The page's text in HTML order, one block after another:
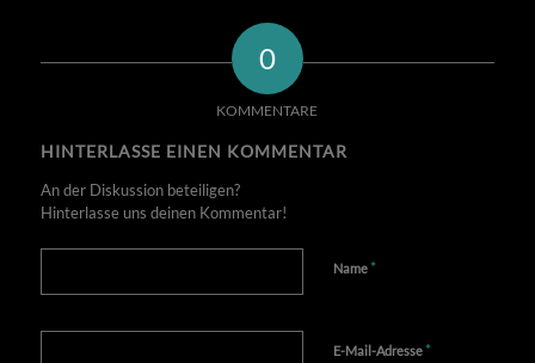
0
KOMMENTARE
HINTERLASSE EINEN KOMMENTAR
An der Diskussion beteiligen?
Hinterlasse uns deinen Kommentar!
Name *
E-Mail-Adresse *